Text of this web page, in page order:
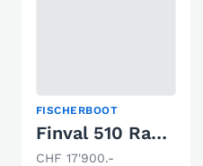
FISCHERBOOT
Finval 510 Rangy SC
CHF 17'900.-